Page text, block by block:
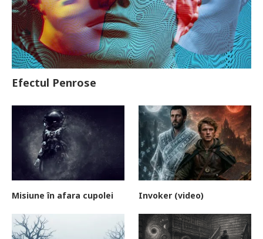
Efectul Penrose
Misiune în afara cupolei Invoker (video)